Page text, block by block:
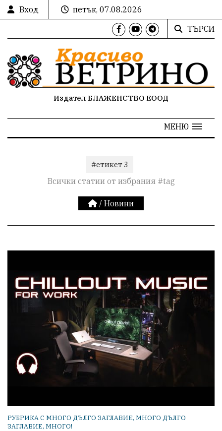
Вход
петък, 07.08.2026
ТЪРСИ
Издател БЛАЖЕНСТВО ЕООД
МЕНЮ
#етикет 3
Всички статии от избрания #tag
/ Новини
РУБРИКА С МНОГО ДЪЛГО ЗАГЛАВИЕ, МНОГО ДЪЛГО
ЗАГЛАВИЕ, МНОГО!